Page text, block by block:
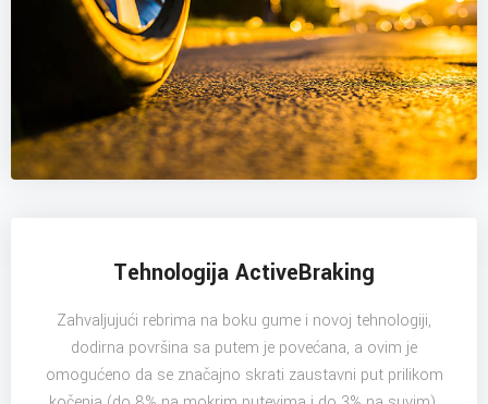
Tehnologija ActiveBraking
Zahvaljujući rebrima na boku gume i novoj tehnologiji,
dodirna površina sa putem je povećana, a ovim je
omogućeno da se značajno skrati zaustavni put prilikom